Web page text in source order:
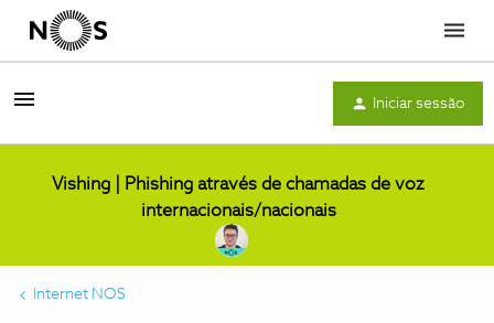
Menu
Iniciar sessão
Vishing | Phishing através de chamadas de voz
internacionais/nacionais
Internet NOS